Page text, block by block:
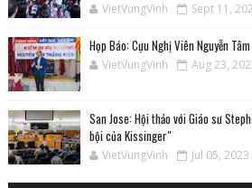
VietVungVinh Sept 11,
Họp Báo: Cựu Nghị Viên Nguyễn
VietVungVinh Aug 23,
San Jose: Hội thảo với Giáo sư
bội của Kissinger"
VietVungVinh Jul 05, 2023